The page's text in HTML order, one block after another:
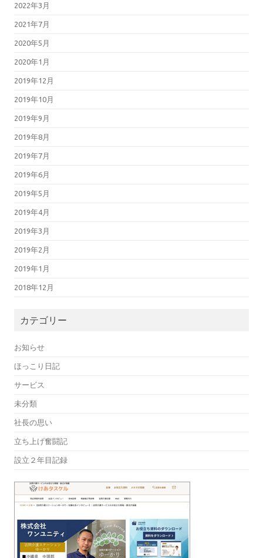
2022年3月
2021年7月
2020年5月
2020年1月
2019年12月
2019年10月
2019年9月
2019年8月
2019年7月
2019年6月
2019年5月
2019年4月
2019年3月
2019年2月
2019年1月
2018年12月
カテゴリー
お知らせ
ほっこり日記
サービス
未分類
社長の思い
立ち上げ奮闘記
設立２年目記録